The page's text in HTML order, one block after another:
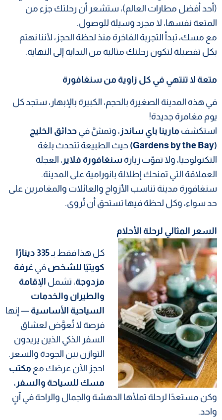
(أحد أفضل مطارات العالم)، ستشعر أن رحلتك جزء من
المتعة نفسها، لا مجرد وسيلة للوصول.
مع مسك، تبدأ التجربة الفاخرة منذ لحظة الحجز، لأننا نهتم
بكل تفصيلة لتكون رحلتك مثالية من البداية إلى النهاية.
متعة لا تنتهي في كل زاوية من سنغافورة
في هذه المدينة الصغيرة بالحجم، الكبيرة بالإبهار، ستجد كل
يوم مغامرة جديدة!
استكشف مارينا باي ساندز ، وتمشَّ في حدائق الخليج
(Gardens by the Bay)
حيث الطبيعة تتحدث بلغة
التكنولوجيا، ولا تفوّت زيارة سنغافورة فلاير ، العجلة
العملاقة التي تمنحك إطلالة بانورامية على المدينة.
سنغافورة مدينة تناسب الأزواج والعائلات والمغامرين على
حد سواء، وكل لحظة فيها تستحق أن تُروى.
السعر المثالي لرحلة الأحلام
كل هذا فقط بـ
335 دينارًا
كويتيًا للشخص في غرفة
مزدوجة، تشمل الإقامة
والطيران والخدمات
السياحية الأساسية — إنها
فرصة لا تُعوَّض لعشاق
السفر الذكي الذين يريدون
التوازن بين الجودة والسعر.
احجز الآن عرضك مع مكتب
مسك للسياحة والسفر ،
وكن مستعدًا لرحلة تملأها الدهشة والجمال والراحة في آنٍ
واحد.